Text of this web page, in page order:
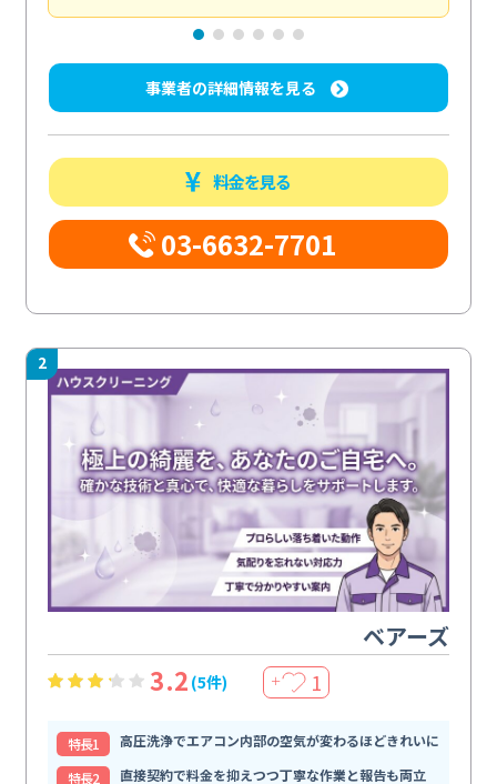
事業者の詳細情報を見る
料金を見る
03-6632-7701
2
ベアーズ
3.2 (5件) ＋ 1
特⻑1
高圧洗浄でエアコン内部の空気が変わるほどきれいに
特⻑2
直接契約で料金を抑えつつ丁寧な作業と報告も両立